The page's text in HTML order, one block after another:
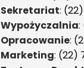
Sekretariat:
Wypożyczalnia:
Opracowanie:
Marketing: (22)